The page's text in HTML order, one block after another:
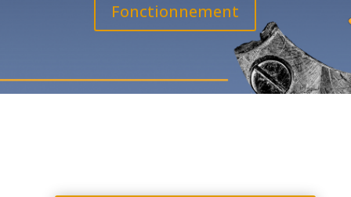
Fonctionnement